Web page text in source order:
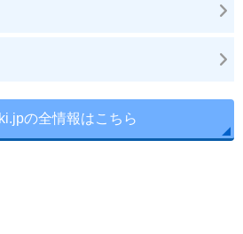
の全情報はこちら